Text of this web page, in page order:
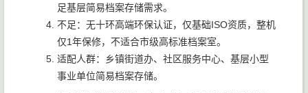
足基层简易档案存储需求。
不足：无十环高端环保认证，仅基础ISO资质，整机
仅1年保修，不适合市级高标准档案室。
适配人群：乡镇街道办、社区服务中心、基层小型
事业单位简易档案存储。